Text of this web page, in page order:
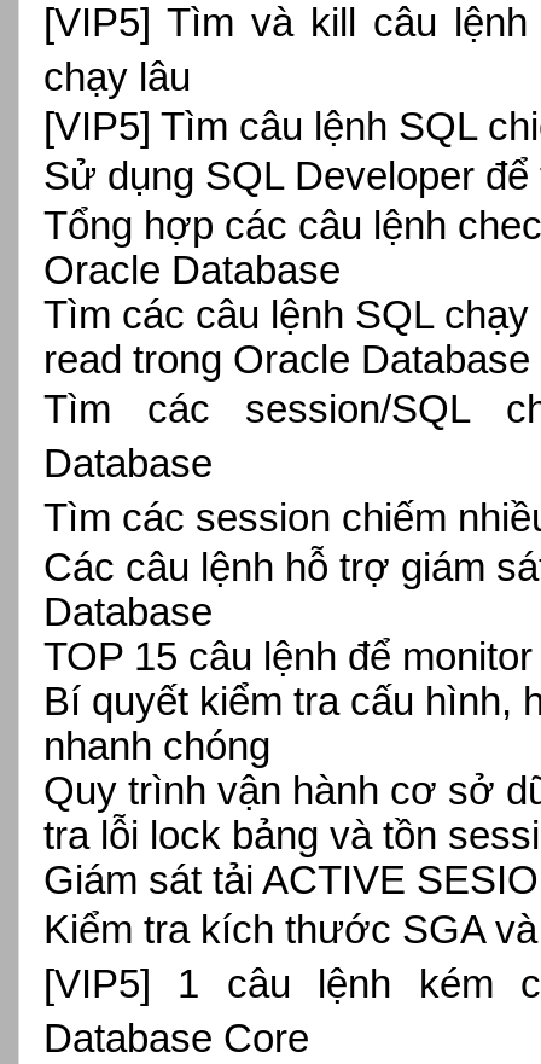
[VIP5] Tìm và kill câu
chạy lâu
[VIP5] Tìm câu lệnh SQL
Sử dụng SQL Developer
Tổng hợp các câu lệnh
Oracle Database
Tìm các câu lệnh SQL
read trong Oracle Database
Tìm các session/SQL
Database
Tìm các session chiếm
Các câu lệnh hỗ trợ giám
Database
TOP 15 câu lệnh để
Bí quyết kiểm tra cấu hình,
nhanh chóng
Quy trình vận hành cơ sở
tra lỗi lock bảng và tồn
Giám sát tải ACTIVE
Kiểm tra kích thước SGA
[VIP5] 1 câu lệnh kém
Database Core